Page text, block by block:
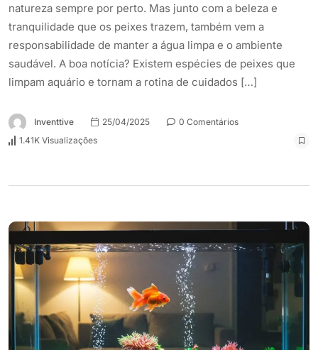
natureza sempre por perto. Mas junto com a beleza e
tranquilidade que os peixes trazem, também vem a
responsabilidade de manter a água limpa e o ambiente
saudável. A boa notícia? Existem espécies de peixes que
limpam aquário e tornam a rotina de cuidados […]
Inventtive 25/04/2025
0 Comentários
1.41K Visualizações